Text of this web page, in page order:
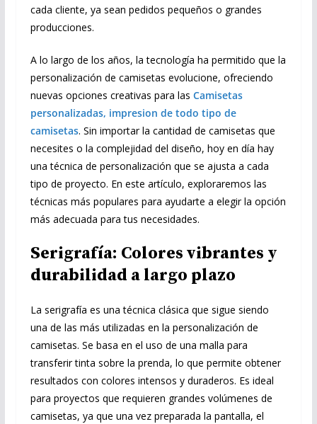
cada cliente, ya sean pedidos pequeños o grandes
producciones.
A lo largo de los años, la tecnología ha permitido que la
personalización de camisetas evolucione, ofreciendo
nuevas opciones creativas para las Camisetas
personalizadas, impresion de todo tipo de
camisetas. Sin importar la cantidad de camisetas que
necesites o la complejidad del diseño, hoy en día hay
una técnica de personalización que se ajusta a cada
tipo de proyecto. En este artículo, exploraremos las
técnicas más populares para ayudarte a elegir la opción
más adecuada para tus necesidades.
Serigrafía: Colores vibrantes y
durabilidad a largo plazo
La serigrafía es una técnica clásica que sigue siendo
una de las más utilizadas en la personalización de
camisetas. Se basa en el uso de una malla para
transferir tinta sobre la prenda, lo que permite obtener
resultados con colores intensos y duraderos. Es ideal
para proyectos que requieren grandes volúmenes de
camisetas, ya que una vez preparada la pantalla, el